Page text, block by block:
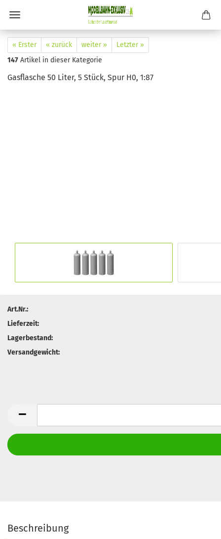
« Erster « zurück weiter »
Letzter »
147 Artikel in dieser Kategorie
Gasflasche 50 Liter, 5 Stück, Spur H0, 1:87
Art.Nr.:
Lieferzeit:
Lagerbestand:
Versandgewicht:
Beschreibung